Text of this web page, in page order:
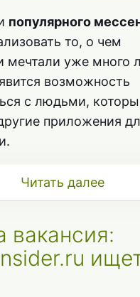
популярного
то, о чем
мечтали уже много
возможность
с людьми,
приложения
Читать далее
вакансия: